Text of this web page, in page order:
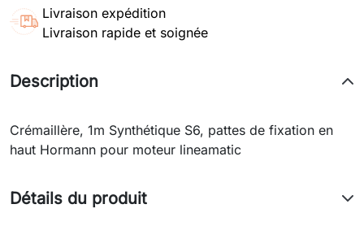
Livraison expédition
Livraison rapide et soignée
Description
Crémaillère, 1m Synthétique S6, pattes de fixation en
haut Hormann pour moteur lineamatic
Détails du produit